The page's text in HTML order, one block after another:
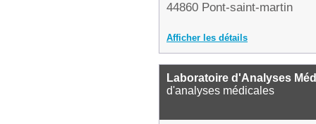
44860 Pont-saint-martin
Afficher les détails
Laboratoire d'Analyses
d'analyses médicales